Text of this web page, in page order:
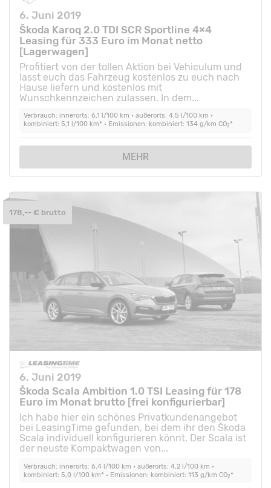
6. Juni 2019
Škoda Karoq 2.0 TDI SCR Sportline 4×4
Leasing für 333 Euro im Monat netto
[Lagerwagen]
Profitiert von der tollen Aktion bei Vehiculum und
lasst euch das Fahrzeug kostenlos zu euch nach
Hause liefern und kostenlos mit
Wunschkennzeichen zulassen. In dem...
Verbrauch: innerorts: 6,1 l/100 km • außerorts: 4,5 l/100 km •
kombiniert: 5,1 l/100 km* • Emissionen: kombiniert: 134 g/km CO2*
MEHR
6. Juni 2019
Škoda Scala Ambition 1.0 TSI Leasing für 178
Euro im Monat brutto [frei konfigurierbar]
Ich habe hier ein schönes Privatkundenangebot
bei LeasingTime gefunden, bei dem ihr den Škoda
Scala individuell konfigurieren könnt. Der Scala ist
der neuste Kompaktwagen von...
Verbrauch: innerorts: 6,4 l/100 km • außerorts: 4,2 l/100 km •
kombiniert: 5,0 l/100 km* • Emissionen: kombiniert: 113 g/km CO2*
178,-- € brutto